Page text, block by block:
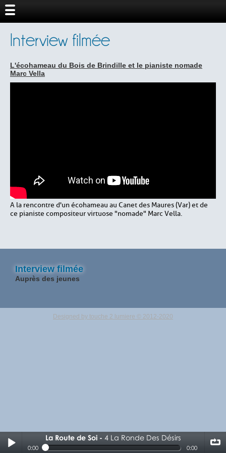
Interview filmée
L'écohameau du Bois de Brindille et le pianiste nomade
Marc Vella
A la rencontre d'un écohameau au Canet des Maures (Var) et de
ce pianiste compositeur virtuose "nomade" Marc Vella.
Interview filmée
Auprès des jeunes
La Route de Soi 4 La Ronde Des Désirs
0:00 0:00
4 La Ronde Des Désirs
Designed by touche 2 lumiere © 2012-2020